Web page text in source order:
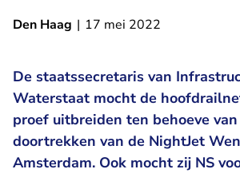
Den Haag | 17 mei 2022
De staatssecretaris van
Waterstaat mocht de
proef uitbreiden ten behoeve
doortrekken van de NightJet
Amsterdam. Ook mocht zij NS